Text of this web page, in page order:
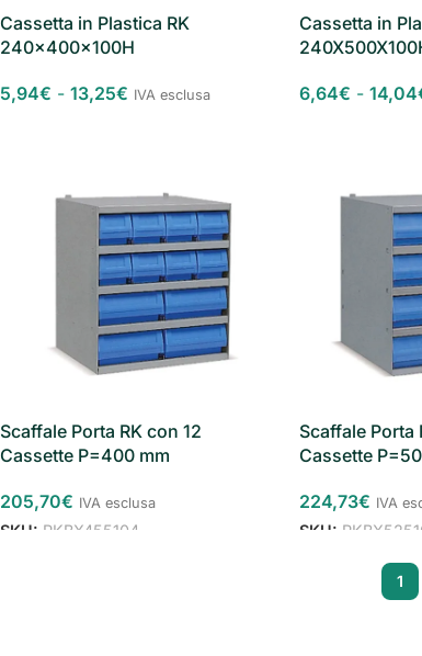
Cassetta in Plastica RK
240x400x100H
5,94€ - 13,25€ IVA esclusa
Cassetta in
6,64€ - 14,04
Scaffale Porta RK con 12
Cassette P=400 mm
205,70€ IVA esclusa
SKU: RKBX455104
Scaffale Porta
Cassette
224,73€ IVA
SKU:
1